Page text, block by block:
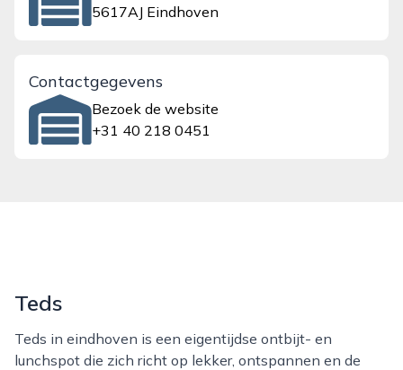
5617AJ Eindhoven
Contactgegevens
Bezoek de website
+31 40 218 0451
Teds
Teds in eindhoven is een eigentijdse ontbijt- en
lunchspot die zich richt op lekker, ontspannen en de